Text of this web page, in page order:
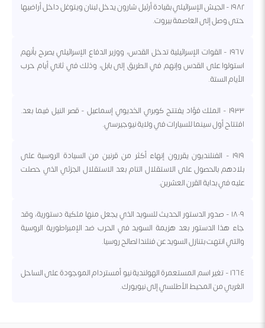
١٩٨٢ - الجيش الإسرائيلي بقيادة أرئيل شارون يدخل لبنان ويتوغل داخل أراضيها
حتى وصل إلى العاصمة بيروت.
١٩٦٧ - القوات الإسرائيلية تدخل القدس، ووزير الدفاع الإسرائيلي يصرح بأنهم
استولوا على القدس وإنهم في الطريق إلى بابل، وذلك في ثاني أيام حرب
الأيام الستة.
١٩٣٣ - الملك فؤاد يفتتح كوبري الخديوي إسماعيل - قصر النيل فيما بعد.
افتتاح أول سينما للسيارات في ولاية نيوجيرسي.
١٩١٩ - الفنلنديون يقررون إنهاء أكثر من قرنين من السيادة الروسية على
بلادهم بالحصول على الاستقلال التام بعد الاستقلال الجزئي الذي حصلت
عليه في بداية القرن العشرين.
١٨٠٩ - صدور الدستور الحديث للسويد الذي يجعل منها ملكية دستورية، وقد
جاء هذا الدستور بعد هزيمة السويد في الحرب ضد الإمبراطورية الروسية
والتي انتهت بتنازل السويد عن فنلندا لصالح روسيا.
١٦٦٤ - تغير اسم المستعمرة الهولندية نيو أمستردام الموجودة على الساحل
الغربي من المحيط الأطلسي إلى نيويورك.